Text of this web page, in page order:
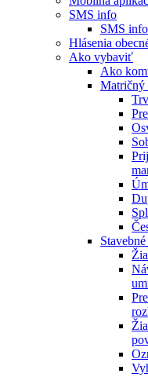
SMS info
SMS
Hlásenia
Ako vybaviť
Ako
Matričný